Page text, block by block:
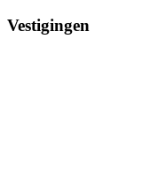
Vestigingen